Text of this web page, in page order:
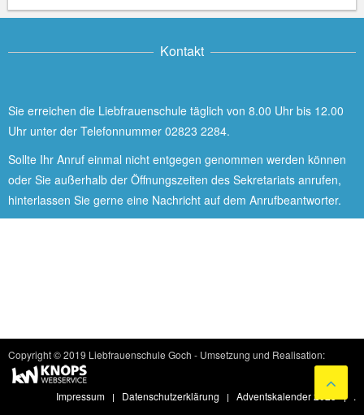
Kontakt
Sie erreichen die Liebfrauenschule täglich von 8.00 Uhr bis 12.00
Uhr unter der Telefonnummer 02823 2284.
Sollte Ihr Anruf einmal nicht entgegen genommen werden können
oder Sie außerhalb der Öffnungszeiten des Sekretariats anrufen,
hinterlassen Sie gerne eine Nachricht auf dem Anrufbeantworter.
Copyright © 2019 Liebfrauenschule Goch - Umsetzung und Realisation:
Impressum Datenschutzerklärung Adventskalender 2025 .